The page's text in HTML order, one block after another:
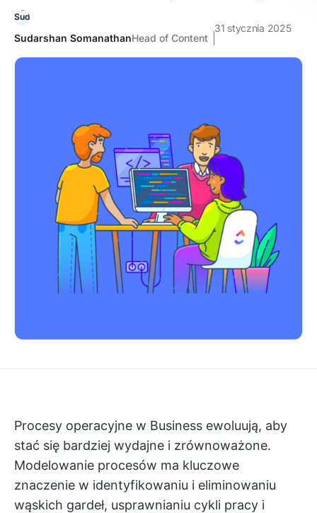
Sudarshan SomanathanHead of Content
31 stycznia 2025
Procesy operacyjne w Business ewoluują, aby
stać się bardziej wydajne i zrównoważone.
Modelowanie procesów ma kluczowe
znaczenie w identyfikowaniu i eliminowaniu
wąskich gardeł, usprawnianiu cykli pracy i